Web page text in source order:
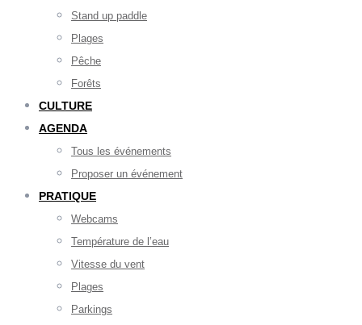
Stand up paddle
Plages
Pêche
Forêts
CULTURE
AGENDA
Tous les événements
Proposer un événement
PRATIQUE
Webcams
Température de l’eau
Vitesse du vent
Plages
Parkings